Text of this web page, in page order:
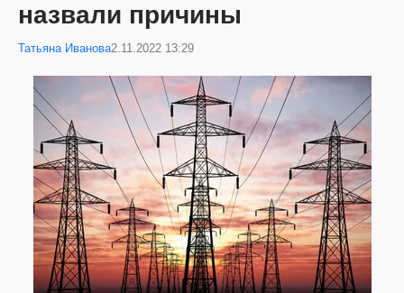
назвали причины
Татьяна Иванова2.11.2022 13:29